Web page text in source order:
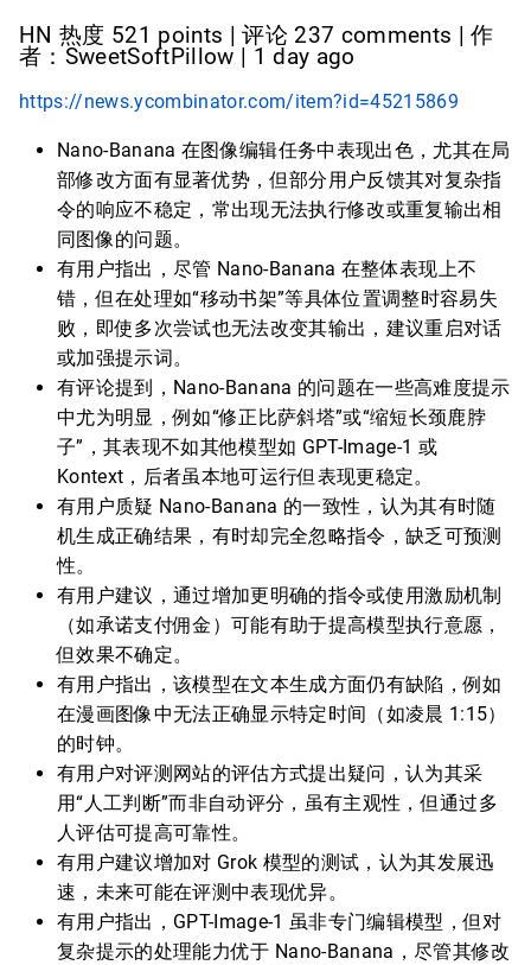
HN 热度 521 points | 评论 237 comments | 作
者：SweetSoftPillow | 1 day ago
https://news.ycombinator.com/item?id=45215869
Nano-Banana 在图像编辑任务中表现出色，尤其在局
部修改方面有显著优势，但部分用户反馈其对复杂指
令的响应不稳定，常出现无法执行修改或重复输出相
同图像的问题。
有用户指出，尽管 Nano-Banana 在整体表现上不
错，但在处理如“移动书架”等具体位置调整时容易失
败，即使多次尝试也无法改变其输出，建议重启对话
或加强提示词。
有评论提到，Nano-Banana 的问题在一些高难度提示
中尤为明显，例如“修正比萨斜塔”或“缩短长颈鹿脖
子”，其表现不如其他模型如 GPT-Image-1 或
Kontext，后者虽本地可运行但表现更稳定。
有用户质疑 Nano-Banana 的一致性，认为其有时随
机生成正确结果，有时却完全忽略指令，缺乏可预测
性。
有用户建议，通过增加更明确的指令或使用激励机制
（如承诺支付佣金）可能有助于提高模型执行意愿，
但效果不确定。
有用户指出，该模型在文本生成方面仍有缺陷，例如
在漫画图像中无法正确显示特定时间（如凌晨 1:15）
的时钟。
有用户对评测网站的评估方式提出疑问，认为其采
用“人工判断”而非自动评分，虽有主观性，但通过多
人评估可提高可靠性。
有用户建议增加对 Grok 模型的测试，认为其发展迅
速，未来可能在评测中表现优异。
有用户指出，GPT-Image-1 虽非专门编辑模型，但对
复杂提示的处理能力优于 Nano-Banana，尽管其修改